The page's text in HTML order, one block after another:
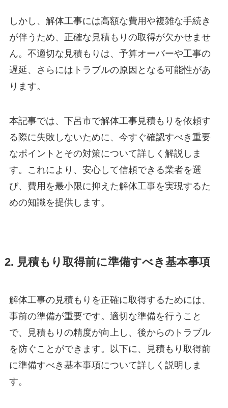
しかし、解体工事には高額な費用や複雑な手続き
が伴うため、正確な見積もりの取得が欠かせませ
ん。不適切な見積もりは、予算オーバーや工事の
遅延、さらにはトラブルの原因となる可能性があ
ります。
本記事では、下呂市で解体工事見積もりを依頼す
る際に失敗しないために、今すぐ確認すべき重要
なポイントとその対策について詳しく解説しま
す。これにより、安心して信頼できる業者を選
び、費用を最小限に抑えた解体工事を実現するた
めの知識を提供します。
2. 見積もり取得前に準備すべき基本事項
解体工事の見積もりを正確に取得するためには、
事前の準備が重要です。適切な準備を行うこと
で、見積もりの精度が向上し、後からのトラブル
を防ぐことができます。以下に、見積もり取得前
に準備すべき基本事項について詳しく説明しま
す。